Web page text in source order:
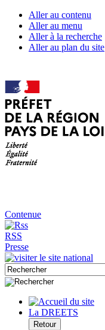
Aller au contenu
Aller au menu
Aller à la recherche
Aller au plan du site
Contenue
RSS
Presse
La DREETS
Retour